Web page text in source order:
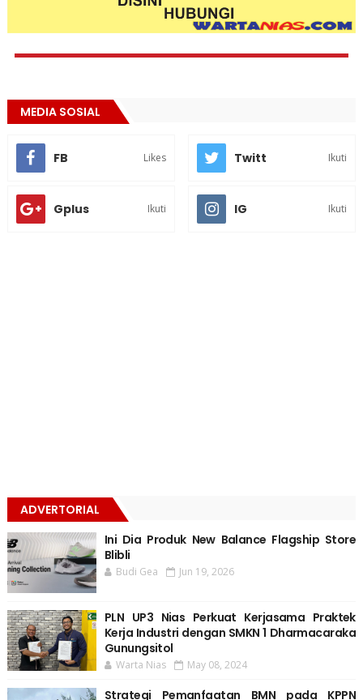
MEDIA SOSIAL
FB Likes Twitt Ikuti
Gplus Ikuti IG Ikuti
ADVERTORIAL
Ini Dia Produk New Balance Flagship Store
Blibli
Budi Gea Jun 19, 2026
PLN UP3 Nias Perkuat Kerjasama Praktek
Kerja Industri dengan SMKN 1 Dharmacaraka
Gunungsitol
Warta Nias May 08, 2024
Strategi Pemanfaatan BMN pada KPPN